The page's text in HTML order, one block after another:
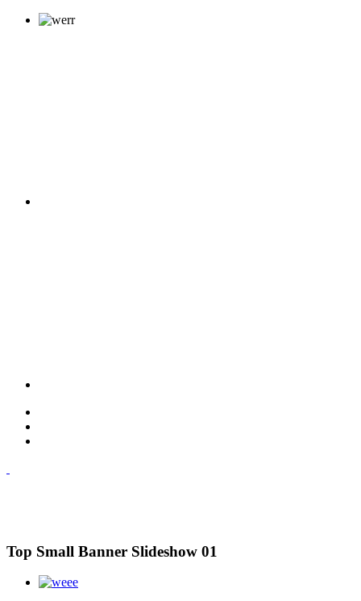
Top Small Banner Slideshow 01